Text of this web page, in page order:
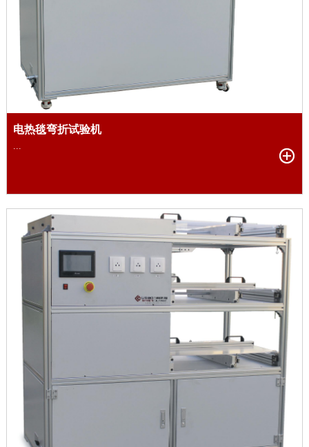
电热毯弯折试验机